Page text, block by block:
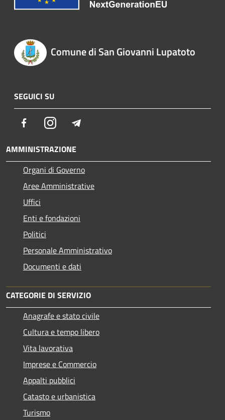
Comune di San Giovanni Lupatoto
SEGUICI SU
FacebookInstagram
AMMINISTRAZIONE
Organi di Governo
Aree Amministrative
Uffici
Enti e fondazioni
Politici
Personale Amministrativo
Documenti e dati
CATEGORIE DI SERVIZIO
Anagrafe e stato civile
Cultura e tempo libero
Vita lavorativa
Imprese e Commercio
Appalti pubblici
Catasto e urbanistica
Turismo